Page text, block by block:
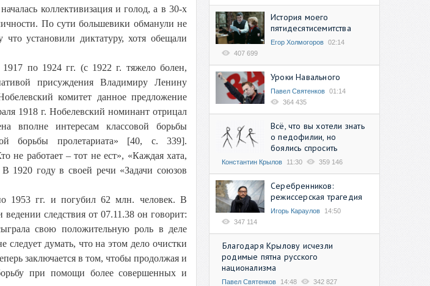
коллективизация и голод, а в 30-х
По сути большевики обманули не
установили диктатуру, хотя обещали
по 1924 гг. (с 1922 г. тяжело болен,
присуждения Владимиру Ленину
комитет данное предложение
1918 г. Нобелевский номинант отрицал
вполне интересам классовой борьбы
борьбы пролетариата» [40, с. 339].
не работает – тот не ест», «Каждая хата,
1920 году в своей речи «Задачи союзов
1953 гг. и погубил 62 млн. человек. В
следствия от 07.11.38 он говорит:
свою положительную роль в деле
следует думать, что на этом дело очистки
заключается в том, чтобы продолжая и
при помощи более совершенных и
История моего
пятидесятисемитства
Егор Холмогоров 02:14
407 699
Уроки Навального
Павел Святенков 01:14
364 435
Всё, что вы хотели знать
о педофилии, но
боялись спросить
Константин Крылов 11:30 359 146
Серебренников:
режиссерская трагедия
Игорь Караулов
14:50
347 114
Благодаря Крылову исчезли
родимые пятна русского
национализма
Павел Святенков 14:48 342 827